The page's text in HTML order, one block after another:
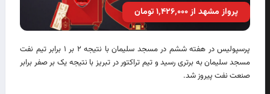
پرواز مشهد از ۱٬۴۲۶٬۰۰۰ تومان
پرسپولیس در هفته ششم در مسجد سلیمان با نتیجه ۲ بر ۱ برابر تیم نفت
مسجد سلیمان به برتری رسید و تیم تراکتور در تبریز با نتیجه یک بر صفر برابر
صنعت نفت پیروز شد.